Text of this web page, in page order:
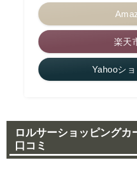
楽天
Yahooシ
ロルサーショッピング
口コミ